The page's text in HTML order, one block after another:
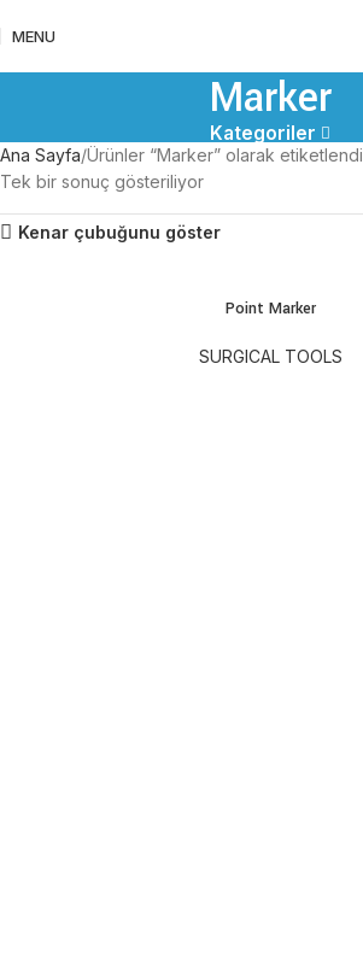
MENU
Marker
Kategoriler
Ana Sayfa Ürünler “Marker” olarak etiketlendi
Tek bir sonuç gösteriliyor
Kenar çubuğunu göster
Point Marker
SURGICAL TOOLS